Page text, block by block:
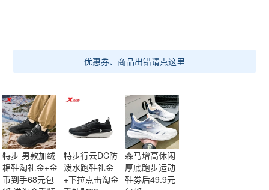
优惠券、商品出错请点这里
特步 男款加绒
棉鞋淘礼金+金
币到手68元包
特步行云DC防
泼水跑鞋礼金
+下拉点击淘金
森马增高休闲
厚底跑步运动
鞋劵后49.9元